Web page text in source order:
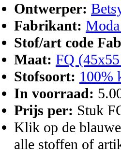
Ontwerper:
Fabrikant:
Stof/art code
Maat: FQ
Stofsoort: 100%
In voorraad:
Prijs per: Stuk
Klik op de
alle stoffen of